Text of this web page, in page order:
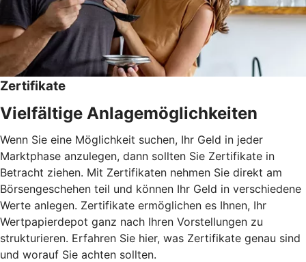
Zertifikate
Vielfältige Anlagemöglichkeiten
Wenn Sie eine Möglichkeit suchen, Ihr Geld in jeder
Marktphase anzulegen, dann sollten Sie Zertifikate in
Betracht ziehen. Mit Zertifikaten nehmen Sie direkt am
Börsengeschehen teil und können Ihr Geld in verschiedene
Werte anlegen. Zertifikate ermöglichen es Ihnen, Ihr
Wertpapierdepot ganz nach Ihren Vorstellungen zu
strukturieren. Erfahren Sie hier, was Zertifikate genau sind
und worauf Sie achten sollten.